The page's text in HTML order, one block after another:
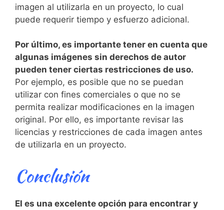
imagen al ​utilizarla en un proyecto, lo cual‍
puede requerir tiempo y esfuerzo adicional.
Por último, es importante ⁢tener en cuenta que
algunas imágenes sin derechos de autor
pueden tener ciertas restricciones de uso.
Por ejemplo, es posible que no se puedan
utilizar con fines comerciales o que no se
‌permita ​realizar modificaciones en la ​imagen
original. Por ello, es ‍importante revisar las⁢
licencias​ y restricciones de‍ cada imagen antes
de utilizarla en un proyecto.
Conclusión
El es una excelente opción ⁤para encontrar⁣ y